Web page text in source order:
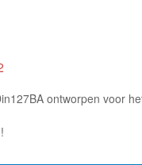
ontworpen voor